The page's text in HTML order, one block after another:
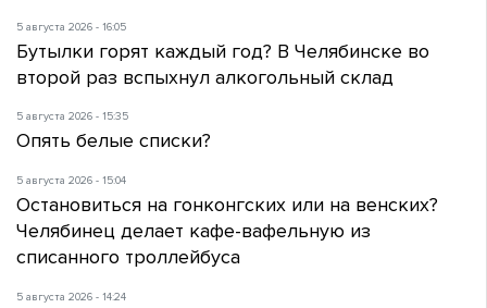
5 августа 2026 - 16:05
Бутылки горят каждый год? В Челябинске во
второй раз вспыхнул алкогольный склад
5 августа 2026 - 15:35
Опять белые списки?
5 августа 2026 - 15:04
Остановиться на гонконгских или на венских?
Челябинец делает кафе-вафельную из
списанного троллейбуса
5 августа 2026 - 14:24